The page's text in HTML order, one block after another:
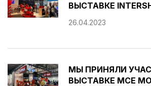
ВЫСТАВКЕ
26.04.2023
МЫ ПРИНЯЛИ
ВЫСТАВКЕ MCE